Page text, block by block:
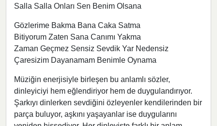
Salla Salla Onları Sen Benim Olsana
Gözlerime Bakma Bana Caka Satma
Bitiyorum Zaten Sana Canımı Yakma
Zaman Geçmez Sensiz Sevdik Yar Nedensiz
Çaresizim Dayanamam Benimle Oynama
Müziğin enerjisiyle birleşen bu anlamlı sözler,
dinleyiciyi hem eğlendiriyor hem de duygulandırıyor.
Şarkıyı dinlerken sevdiğini özleyenler kendilerinden bir
parça buluyor, aşkını yaşayanlar ise duygularını